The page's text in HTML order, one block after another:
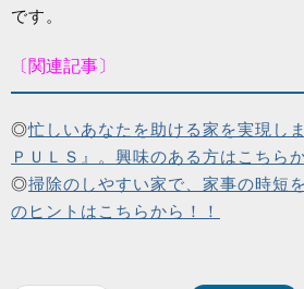
です。
〔関連記事〕
◎忙しいあなたを助ける家を実現し
ＰＵＬＳ』。興味のある方はこちら
◎掃除のしやすい家で、家事の時短
のヒントはこちらから！！